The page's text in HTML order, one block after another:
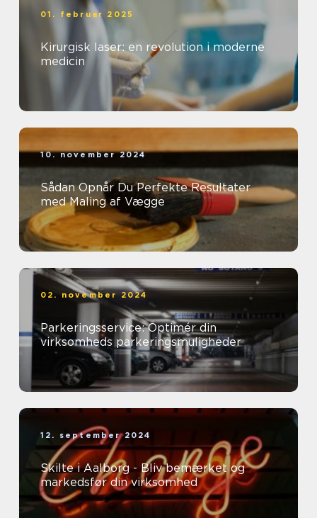
01. februar 2025
Kirurgisk laser: en revolution i moderne
medicin
10. november 2024
Sådan Opnår Du Perfekte Resultater
med Maling af Vægge
02. november 2024
Parkeringsservice: Optimér din
virksomheds parkeringsmuligheder
12. september 2024
Skilte i Aalborg - Bliv bemærket og
markedsfør din virksomhed